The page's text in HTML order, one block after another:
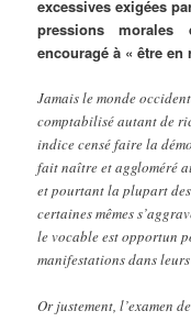
excessives exigées
pressions
encouragé à « être en
Jamais le monde
comptabilisé autant de
indice censé faire la
fait naître et aggloméré
et pourtant la plupart
certaines mêmes
le vocable est opportun
manifestations dans
Or justement, l’examen